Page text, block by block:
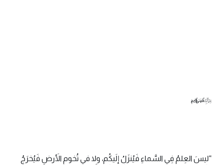
﷽
“ليسَ العِلمُ فِي السَّماءِ فَيُنزَلُ إلَيكُم، ولا في تُخومِ الأَرضِ فَيُخرَجُ